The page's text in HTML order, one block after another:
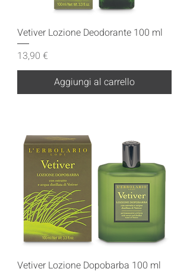
Vetiver Lozione Deodorante 100 ml
Prezzo
13,90 €
Aggiungi al carrello
Vetiver Lozione Dopobarba 100 ml